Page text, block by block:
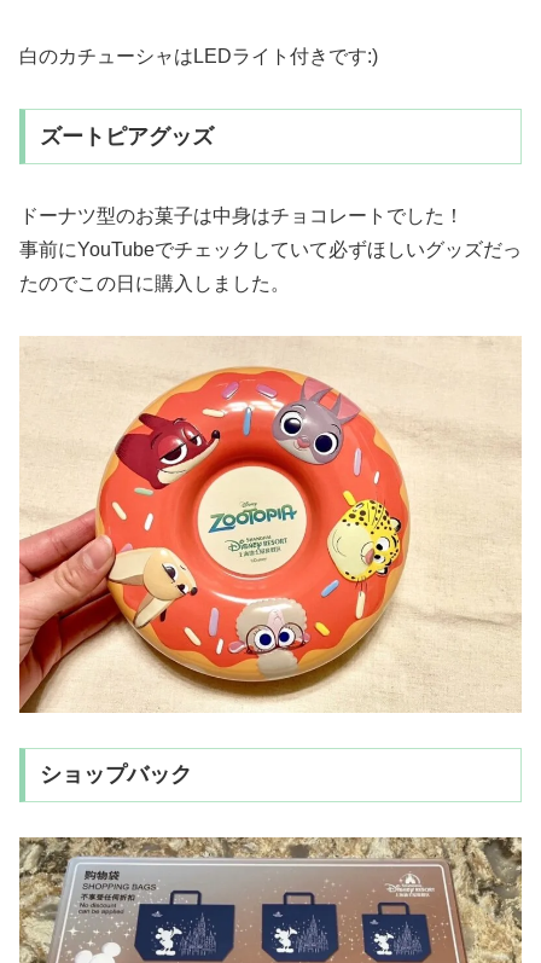
白のカチューシャはLEDライト付きです:)
ズートピアグッズ
ドーナツ型のお菓子は中身はチョコレートでした！
事前にYouTubeでチェックしていて必ずほしいグッズだっ
たのでこの日に購入しました。
ショップバック